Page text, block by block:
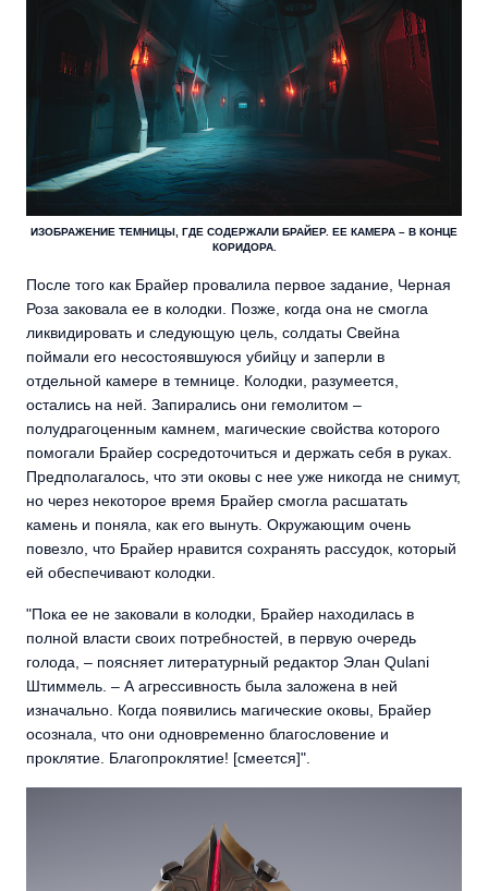
ИЗОБРАЖЕНИЕ ТЕМНИЦЫ, ГДЕ СОДЕРЖАЛИ БРАЙЕР. ЕЕ КАМЕРА – В КОНЦЕ
КОРИДОРА.
После того как Брайер провалила первое задание, Черная
Роза заковала ее в колодки. Позже, когда она не смогла
ликвидировать и следующую цель, солдаты Свейна
поймали его несостоявшуюся убийцу и заперли в
отдельной камере в темнице. Колодки, разумеется,
остались на ней. Запирались они гемолитом –
полудрагоценным камнем, магические свойства которого
помогали Брайер сосредоточиться и держать себя в руках.
Предполагалось, что эти оковы с нее уже никогда не снимут,
но через некоторое время Брайер смогла расшатать
камень и поняла, как его вынуть. Окружающим очень
повезло, что Брайер нравится сохранять рассудок, который
ей обеспечивают колодки.
"Пока ее не заковали в колодки, Брайер находилась в
полной власти своих потребностей, в первую очередь
голода, – поясняет литературный редактор Элан Qulani
Штиммель. – А агрессивность была заложена в ней
изначально. Когда появились магические оковы, Брайер
осознала, что они одновременно благословение и
проклятие. Благопроклятие! [смеется]".